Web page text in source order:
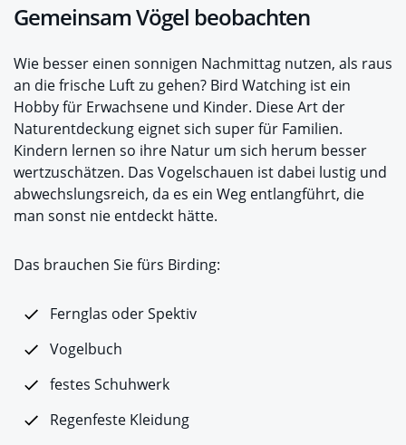
Gemeinsam Vögel beobachten
Wie besser einen sonnigen Nachmittag nutzen, als raus
an die frische Luft zu gehen? Bird Watching ist ein
Hobby für Erwachsene und Kinder. Diese Art der
Naturentdeckung eignet sich super für Familien.
Kindern lernen so ihre Natur um sich herum besser
wertzuschätzen. Das Vogelschauen ist dabei lustig und
abwechslungsreich, da es ein Weg entlangführt, die
man sonst nie entdeckt hätte.
Das brauchen Sie fürs Birding:
Fernglas oder Spektiv
Vogelbuch
festes Schuhwerk
Regenfeste Kleidung